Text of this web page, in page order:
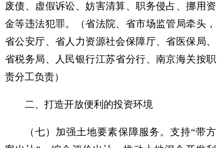
废债、虚假诉讼、妨害清算、职务侵占、挪用资
金等违法犯罪。
（省法院、省市场监管局牵头，
省公安厅、省人力资源社会保障厅、省医保局、
省税务局、人民银行江苏省分行、南京海关按职
责分工负责）
二、打造开放便利的投资环境
（七）加强土地要素保障服务。 支持“带方